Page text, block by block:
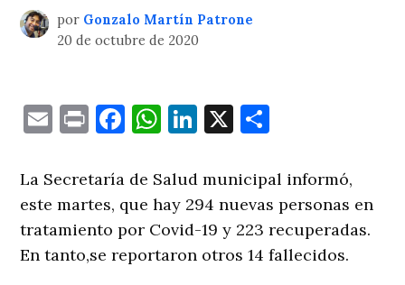
por Gonzalo Martín Patrone
20 de octubre de 2020
EmailPrintFacebook
WhatsApp
LinkedIn
X
La Secretaría de Salud municipal informó,
este martes, que hay 294 nuevas personas en
tratamiento por Covid-19 y 223 recuperadas.
En tanto,se reportaron otros 14 fallecidos.